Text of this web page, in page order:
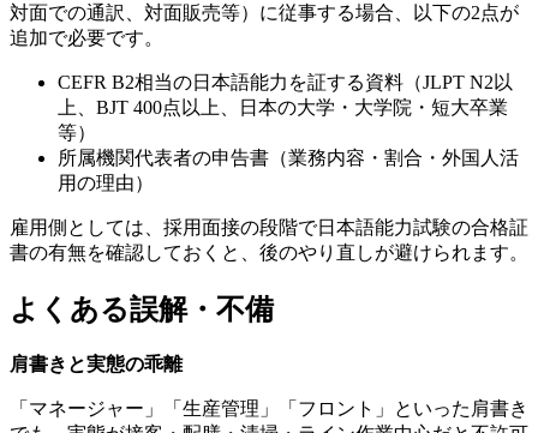
対面での通訳、対面販売等）に従事する場合、以下の2点が
追加で必要です。
CEFR B2相当の日本語能力を証する資料（JLPT N2以
上、BJT 400点以上、日本の大学・大学院・短大卒業
等）
所属機関代表者の申告書（業務内容・割合・外国人活
用の理由）
雇用側としては、採用面接の段階で日本語能力試験の合格証
書の有無を確認しておくと、後のやり直しが避けられます。
よくある誤解・不備
肩書きと実態の乖離
「マネージャー」「生産管理」「フロント」といった肩書き